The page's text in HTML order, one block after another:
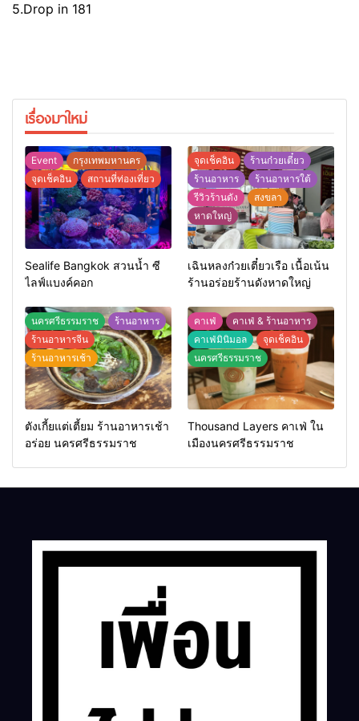
5.Drop in 181
เรื่องมาใหม่
Event
กรุงเทพมหานคร
จุดเช็คอิน
สถานที่ท่องเที่ยว
Sealife Bangkok สวนน้ำ ซี
ไลฟ์แบงค์คอก
จุดเช็คอิน
ร้านก๋วยเตี๋ยว
ร้านอาหาร
ร้านอาหารใต้
รีวิวร้านดัง
สงขลา
หาดใหญ่
เฉินหลงก๋วยเตี๋ยวเรือ เนื้อเน้น
ร้านอร่อยร้านดังหาดใหญ่
นครศรีธรรมราช
ร้านอาหาร
ร้านอาหารจีน
ร้านอาหารเช้า
ตังเกี้ยแต่เตี้ยม ร้านอาหารเช้า
อร่อย นครศรีธรรมราช
คาเฟ่
คาเฟ่ & ร้านอาหาร
คาเฟ่มินิมอล
จุดเช็คอิน
นครศรีธรรมราช
Thousand Layers คาเฟ่ ใน
เมืองนครศรีธรรมราช